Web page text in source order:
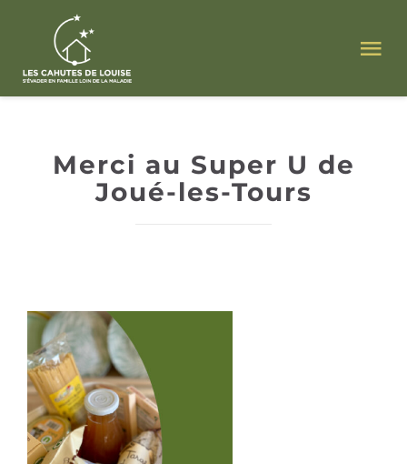
contenu
L’ ASSOCIATION
ACTUALITÉS
CONTACT
Merci au Super U de
Joué-les-Tours